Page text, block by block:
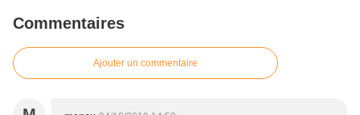
Commentaires
Ajouter un commentaire